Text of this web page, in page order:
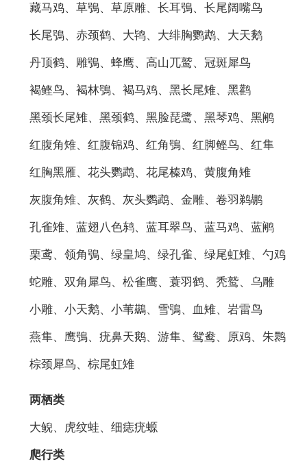
藏马鸡、草鴞、草原雕、长耳鴞、长尾阔嘴鸟
长尾鴞、赤颈鹤、大鸨、大绯胸鹦鹉、大天鹅
丹顶鹤、雕鴞、蜂鹰、高山兀鹫、冠斑犀鸟
褐鲣鸟、褐林鴞、褐马鸡、黑长尾雉、黑鹳
黑颈长尾雉、黑颈鹤、黑脸琵鹭、黑琴鸡、黑鹇
红腹角雉、红腹锦鸡、红角鴞、红脚鲣鸟、红隼
红胸黑雁、花头鹦鹉、花尾榛鸡、黄腹角雉
灰腹角雉、灰鹤、灰头鹦鹉、金雕、卷羽鹈鹕
孔雀雉、蓝翅八色鸫、蓝耳翠鸟、蓝马鸡、蓝鹇
栗鸢、领角鴞、绿皇鸠、绿孔雀、绿尾虹雉、勺鸡
蛇雕、双角犀鸟、松雀鹰、蓑羽鹤、秃鹫、乌雕
小雕、小天鹅、小苇鷀、雪鴞、血雉、岩雷鸟
燕隼、鹰鴞、疣鼻天鹅、游隼、鸳鸯、原鸡、朱鹮
棕颈犀鸟、棕尾虹雉
两栖类
大鲵、虎纹蛙、细痣疣螈
爬行类